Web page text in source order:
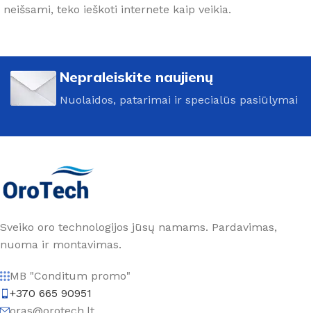
neišsami, teko ieškoti internete kaip veikia.
Nepraleiskite naujienų
Nuolaidos, patarimai ir specialūs pasiūlymai
Sveiko oro technologijos jūsų namams. Pardavimas,
nuoma ir montavimas.
MB "Conditum promo"
+370 665 90951